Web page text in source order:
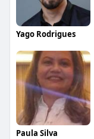
Yago Rodrigues
Paula Silva